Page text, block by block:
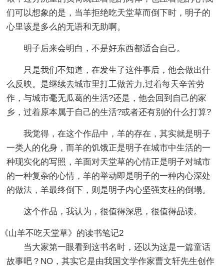
们可以想象的是，当羊拒绝吃天堂草而倒下时，明子的
心里该是多么的无语和无助啊。
明子后来会明白，不是好东西都适合自己。
只是我们不知道，在发生了这件事后，他会做出什
么反映。是继续去城市里打工做苦力,过着每天辛苦劳
作，与城市毫无瓜葛的生活?还是，他会回到自己的家
乡，过着原本属于自己的生活?或者还有别的什么打算?
我觉得，在这个作品中，羊的存在，其实就是明子
一类人的化身，而羊的饥饿正是明子在城市中生活的一
种现实化的写照，羊面对天堂草的心情正是明子对城市
的一种复杂的心情，羊的举动即是明子的一种内心深处
的做法，羊最终倒下，则是明子内心坚强支柱的倒塌。
这个作品，我认为，很值得深思，很值得品读。
《山羊不吃天堂草》的读书笔记2
当大家第一眼看到这书名时，还以为这是一篇童话
故事吧？NO，其实它是由我国文学作家曹文轩先生创作